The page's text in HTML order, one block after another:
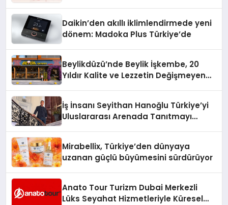
Daikin’den akıllı iklimlendirmede yeni
dönem: Madoka Plus Türkiye’de
Beylikdüzü’nde Beylik İşkembe, 20
Yıldır Kalite ve Lezzetin Değişmeyen
İş İnsanı Seyithan Hanoğlu Türkiye’yi
Uluslararası Arenada Tanıtmayı
Mirabellix, Türkiye’den dünyaya
uzanan güçlü büyümesini sürdürüyor
Anato Tour Turizm Dubai Merkezli
Lüks Seyahat Hizmetleriyle Küresel